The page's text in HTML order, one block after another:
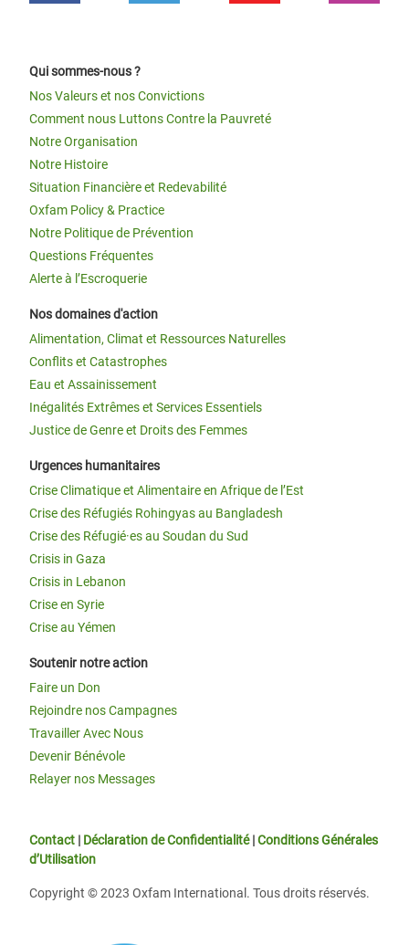
Qui sommes-nous ?
Nos Valeurs et nos Convictions
Comment nous Luttons Contre la Pauvreté
Notre Organisation
Notre Histoire
Situation Financière et Redevabilité
Oxfam Policy & Practice
Notre Politique de Prévention
Questions Fréquentes
Alerte à l’Escroquerie
Nos domaines d'action
Alimentation, Climat et Ressources Naturelles
Conflits et Catastrophes
Eau et Assainissement
Inégalités Extrêmes et Services Essentiels
Justice de Genre et Droits des Femmes
Urgences humanitaires
Crise Climatique et Alimentaire en Afrique de l’Est
Crise des Réfugiés Rohingyas au Bangladesh
Crise des Réfugié·es au Soudan du Sud
Crisis in Gaza
Crisis in Lebanon
Crise en Syrie
Crise au Yémen
Soutenir notre action
Faire un Don
Rejoindre nos Campagnes
Travailler Avec Nous
Devenir Bénévole
Relayer nos Messages
Contact | Déclaration de Confidentialité|Conditions Générales
d’Utilisation
Copyright © 2023 Oxfam International. Tous droits réservés.